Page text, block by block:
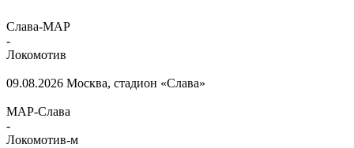
Слава-МАР
-
Локомотив
09.08.2026 Москва, стадион «Слава»
МАР-Слава
-
Локомотив-м